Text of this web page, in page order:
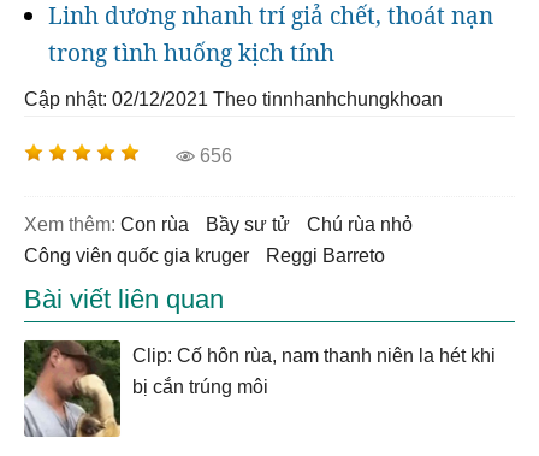
Linh dương nhanh trí giả chết, thoát nạn
trong tình huống kịch tính
Cập nhật: 02/12/2021 Theo tinnhanhchungkhoan
656
Xem thêm: con rùa bầy sư tử
chú rùa nhỏ
công viên quốc gia kruger
Reggi Barreto
Bài viết liên quan
Clip: Cố hôn rùa, nam thanh niên la hét khi
bị cắn trúng môi